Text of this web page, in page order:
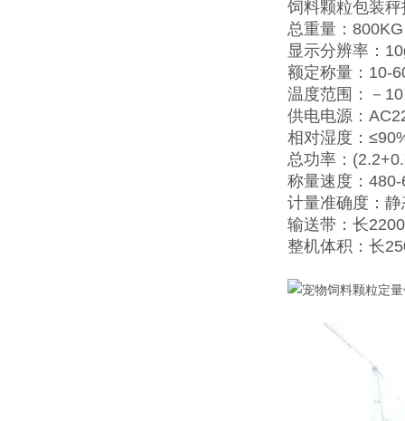
饲料颗粒包装
总重量：800KG
显示分辨率：
额定称量：10-
温度范围：－
供电电源：
相对湿度：
总功率：
称量速度：
计量准确度：
输送带：长
整机体积：长